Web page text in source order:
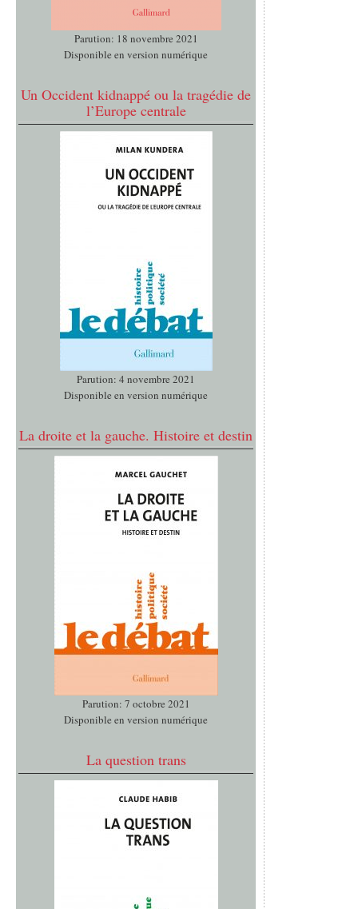
Parution: 18 novembre 2021
Disponible en version numérique
Un Occident kidnappé ou la tragédie de
l’Europe centrale
Parution: 4 novembre 2021
Disponible en version numérique
La droite et la gauche. Histoire et destin
Parution: 7 octobre 2021
Disponible en version numérique
La question trans